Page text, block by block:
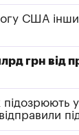
США
грн від
підозрюють